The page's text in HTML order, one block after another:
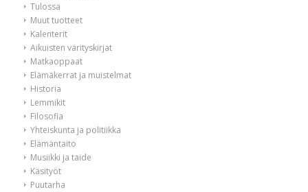
Tulossa
Muut tuotteet
Kalenterit
Aikuisten värityskirjat
Matkaoppaat
Elämäkerrat ja muistelmat
Historia
Lemmikit
Filosofia
Yhteiskunta ja politiikka
Elämäntaito
Musiikki ja taide
Käsityöt
Puutarha